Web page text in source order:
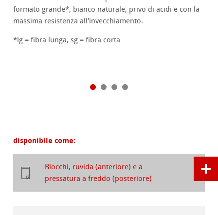
formato grande*, bianco naturale, privo di acidi e con la
massima resistenza all'invecchiamento.
*lg = fibra lunga, sg = fibra corta
disponibile come:
Blocchi, ruvida (anteriore) e a
pressatura a freddo (posteriore)